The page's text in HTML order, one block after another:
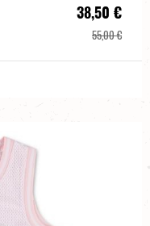
38,50 €
55,00 €